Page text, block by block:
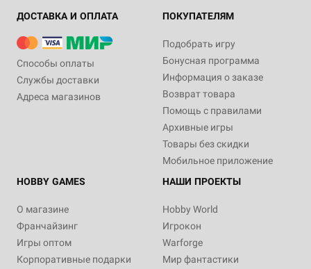
ДОСТАВКА И ОПЛАТА
Способы оплаты
Службы доставки
Адреса магазинов
ПОКУПАТЕЛЯМ
Подобрать игру
Бонусная программа
Информация о заказе
Возврат товара
Помощь с правилами
Архивные игры
Товары без скидки
Мобильное приложение
HOBBY GAMES
О магазине
Франчайзинг
Игры оптом
Корпоративные подарки
НАШИ ПРОЕКТЫ
Hobby World
Игрокон
Warforge
Мир фантастики